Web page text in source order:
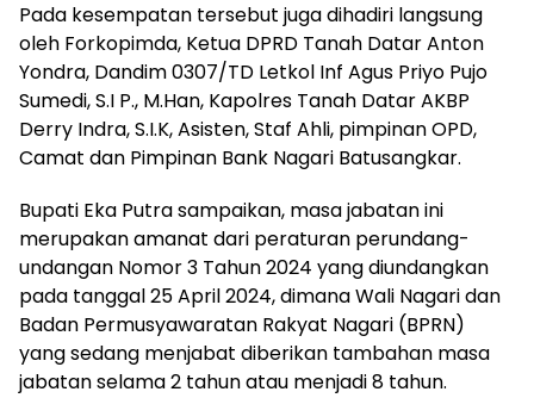
Pada kesempatan tersebut juga dihadiri langsung
oleh Forkopimda, Ketua DPRD Tanah Datar Anton
Yondra, Dandim 0307/TD Letkol Inf Agus Priyo Pujo
Sumedi, S.I P., M.Han, Kapolres Tanah Datar AKBP
Derry Indra, S.I.K, Asisten, Staf Ahli, pimpinan OPD,
Camat dan Pimpinan Bank Nagari Batusangkar.
Bupati Eka Putra sampaikan, masa jabatan ini
merupakan amanat dari peraturan perundang-
undangan Nomor 3 Tahun 2024 yang diundangkan
pada tanggal 25 April 2024, dimana Wali Nagari dan
Badan Permusyawaratan Rakyat Nagari (BPRN)
yang sedang menjabat diberikan tambahan masa
jabatan selama 2 tahun atau menjadi 8 tahun.